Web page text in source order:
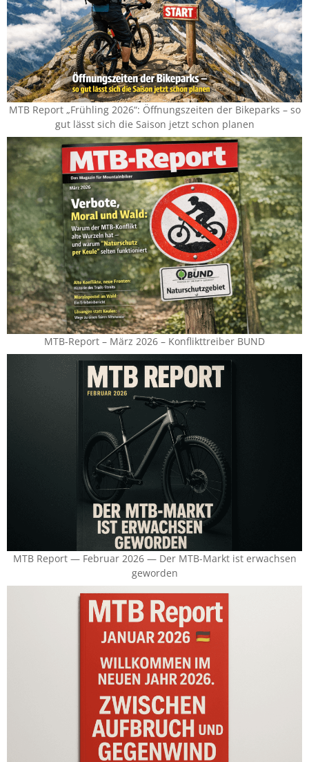
MTB Report „Frühling 2026“: Öffnungszeiten der Bikeparks – so
gut lässt sich die Saison jetzt schon planen
MTB-Report – März 2026 – Konflikttreiber BUND
MTB Report — Februar 2026 — Der MTB-Markt ist erwachsen
geworden